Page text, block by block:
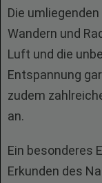
Die
Wandern und
Luft und die
Entspannung
zudem
an.
Ein besonderes
Erkunden des